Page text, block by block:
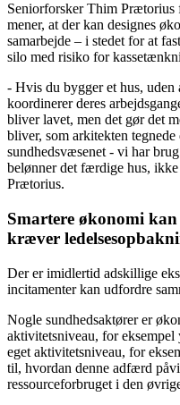
Seniorforsker Thim Prætorius
mener, at der kan designes
samarbejde – i stedet for at
silo med risiko for
- Hvis du bygger et hus, uden
koordinerer deres
bliver lavet, men det gør det
bliver, som arkitekten
sundhedsvæsenet - vi har
belønner det færdige hus,
Prætorius.
Smartere økonomi
kræver
Der er imidlertid adskillige
incitamenter kan udfordre
Nogle sundhedsaktører er
aktivitetsniveau, for eksempel
eget aktivitetsniveau, for
til, hvordan denne adfærd
ressourceforbruget i den